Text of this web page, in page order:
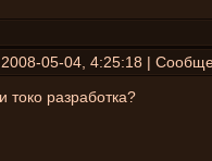
2008-05-04, 4:25:18 |
токо разработка?